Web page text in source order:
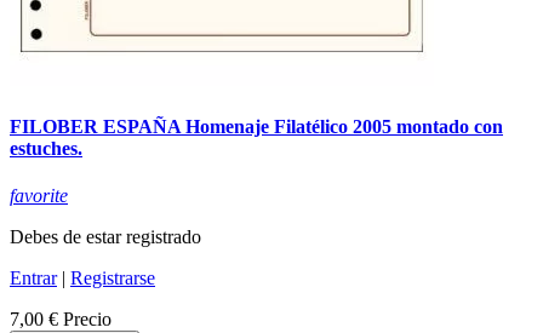
FILOBER ESPAÑA Homenaje Filatélico 2005 montado con
estuches.
favorite
Debes de estar registrado
Entrar| Registrarse
7,00 € Precio